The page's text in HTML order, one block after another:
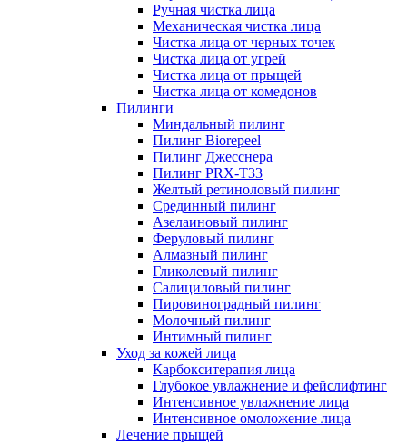
Ручная чистка лица
Механическая чистка лица
Чистка лица от черных точек
Чистка лица от угрей
Чистка лица от прыщей
Чистка лица от комедонов
Пилинги
Миндальный пилинг
Пилинг Biorepeel
Пилинг Джесснера
Пилинг PRX-T33
Желтый ретиноловый пилинг
Срединный пилинг
Азелаиновый пилинг
Феруловый пилинг
Алмазный пилинг
Гликолевый пилинг
Салициловый пилинг
Пировиноградный пилинг
Молочный пилинг
Интимный пилинг
Уход за кожей лица
Карбокситерапия лица
Глубокое увлажнение и фейслифтинг
Интенсивное увлажнение лица
Интенсивное омоложение лица
Лечение прыщей